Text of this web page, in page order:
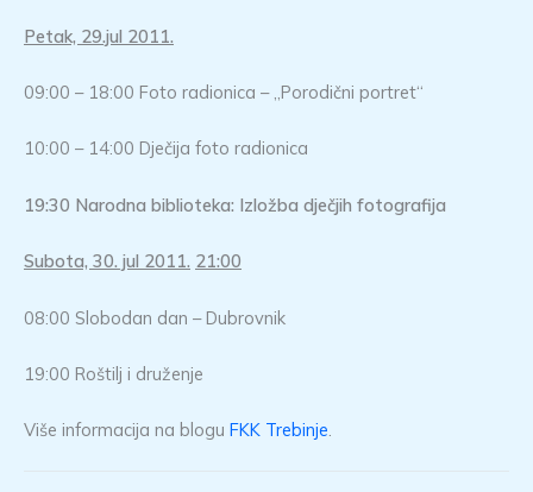
Petak, 29.jul 2011.
09:00 – 18:00 Foto radionica – „Porodični portret“
10:00 – 14:00 Dječija foto radionica
19:30 Narodna biblioteka: Izložba dječjih fotografija
Subota, 30. jul 2011. 21:00
08:00 Slobodan dan – Dubrovnik
19:00 Roštilj i druženje
Više informacija na blogu FKK Trebinje.